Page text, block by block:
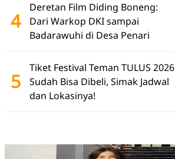
4
Deretan Film Diding Boneng:
Dari Warkop DKI sampai
Badarawuhi di Desa Penari
5
Tiket Festival Teman TULUS 2026
Sudah Bisa Dibeli, Simak Jadwal
dan Lokasinya!